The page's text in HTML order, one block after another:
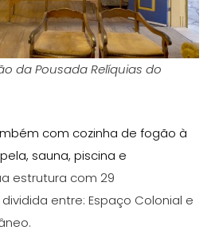
da Pousada Relíquias do
com cozinha de fogão à
sauna, piscina e
estrutura com 29
entre: Espaço Colonial e